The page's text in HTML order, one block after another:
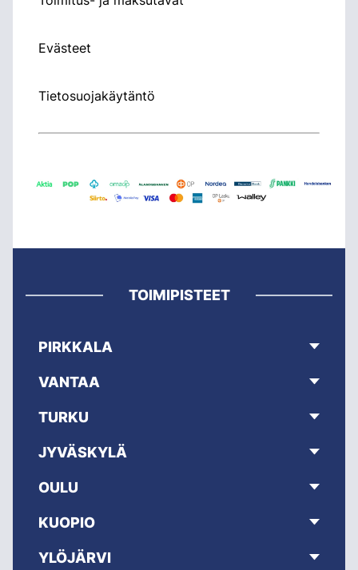
Evästeet
Tietosuojakäytäntö
TOIMIPISTEET
PIRKKALA
VANTAA
TURKU
JYVÄSKYLÄ
OULU
KUOPIO
YLÖJÄRVI